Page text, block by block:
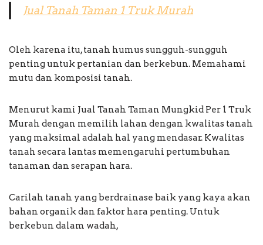
Jual Tanah Taman 1 Truk Murah
Oleh karena itu, tanah humus sungguh-sungguh
penting untuk pertanian dan berkebun. Memahami
mutu dan komposisi tanah.
Menurut kami Jual Tanah Taman Mungkid Per 1 Truk
Murah dengan memilih lahan dengan kwalitas tanah
yang maksimal adalah hal yang mendasar. Kwalitas
tanah secara lantas memengaruhi pertumbuhan
tanaman dan serapan hara.
Carilah tanah yang berdrainase baik yang kaya akan
bahan organik dan faktor hara penting. Untuk
berkebun dalam wadah,